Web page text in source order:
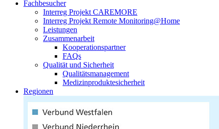
Fachbesucher
Interreg Projekt CAREMORE
Interreg Projekt Remote Monitoring@Home
Leistungen
Zusammenarbeit
Kooperationspartner
FAQs
Qualität und Sicherheit
Qualitätsmanagement
Medizinproduktesicherheit
Regionen